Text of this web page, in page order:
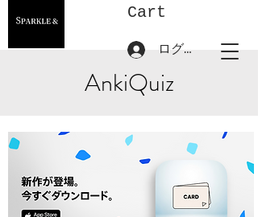
Cart
ログイン
AnkiQuiz